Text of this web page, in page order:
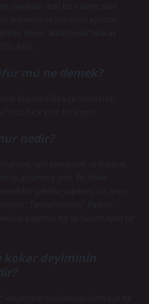
dayanan eski bir kelime olan
anlamını ve kökenini ayrıntılı
Bunu “aldatılmak” olarak
845).
mü ne demek?
İngilizce-Türkçe sözlükteki
fuck you! fuck you!
nedir?
işin tamamen ve hatasız
anlamına gelir. Bu ifade
bir şekilde yapılmış bir işten
“Tamamlanmış” ifadesi,
yapılmış bir işi tanımlayan bir
kokar deyiminin
deyiminin açıklaması: Kimseye ne